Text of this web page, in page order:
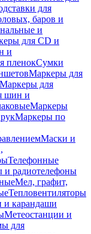
для
баров и
и
для CD и
и
пленокСумки
Маркеры для
Маркеры для
шин и
Маркеры
Маркеры по
Маски и
Телефонные
и радиотелефоны
Мел, графит,
Тепловентиляторы
и карандаши
Метеостанции и
для